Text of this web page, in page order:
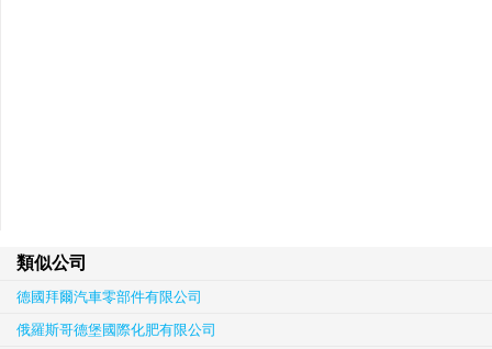
類似公司
德國拜爾汽車零部件有限公司
俄羅斯哥德堡國際化肥有限公司